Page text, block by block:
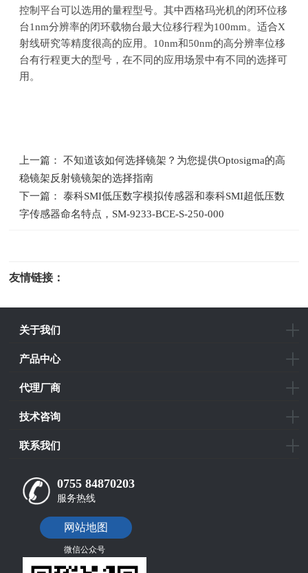
控制平台可以选用的量程型号。其中西格玛光机的闭环位移
台1nm分辨率的闭环载物台最大位移行程为100mm。适合X
射线研究等精度很高的应用。 10nm和50nm的高分辨率位移
台有行程更大的型号，在不同的应用场景中有不同的选择可
用。
上一篇： 不知道该如何选择镜架？为您提供Optosigma的高
稳镜架反射镜镜架的选择指南
下一篇： 泰科SMI低压数字模拟传感器和泰科SMI超低压数
字传感器命名特点，SM-9233-BCE-S-250-000
友情链接：
关于我们
产品中心
代理厂商
技术咨询
联系我们
0755 84870203
服务热线
网站地图
微信公众号